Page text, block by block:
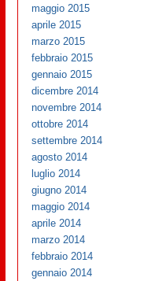
maggio 2015
aprile 2015
marzo 2015
febbraio 2015
gennaio 2015
dicembre 2014
novembre 2014
ottobre 2014
settembre 2014
agosto 2014
luglio 2014
giugno 2014
maggio 2014
aprile 2014
marzo 2014
febbraio 2014
gennaio 2014